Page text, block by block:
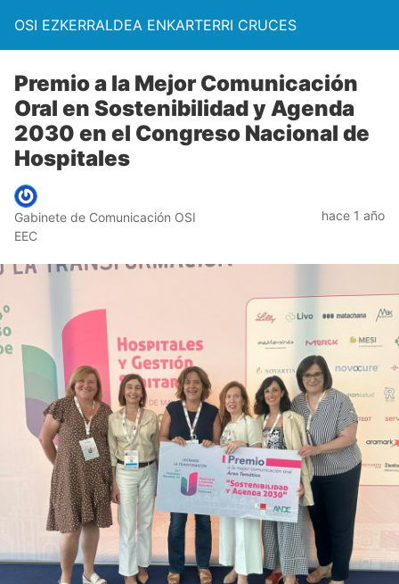
OSI EZKERRALDEA ENKARTERRI CRUCES
Premio a la Mejor Comunicación
Oral en Sostenibilidad y Agenda
2030 en el Congreso Nacional de
Hospitales
Gabinete de Comunicación OSI
EEC
hace 1 año